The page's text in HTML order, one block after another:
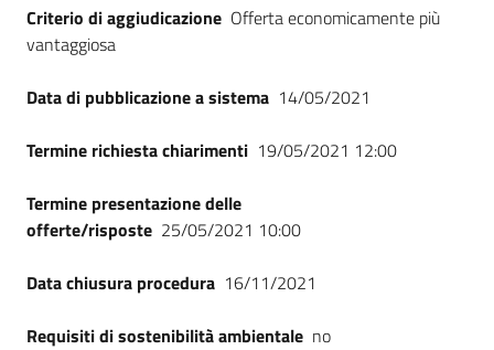
English
site
Seguici
su
Criterio di aggiudicazione Offerta economicamente più
vantaggiosa
Data di pubblicazione a sistema 14/05/2021
Termine richiesta chiarimenti 19/05/2021 12:00
Termine presentazione delle
offerte/risposte 25/05/2021 10:00
Data chiusura procedura 16/11/2021
Requisiti di sostenibilità ambientale no